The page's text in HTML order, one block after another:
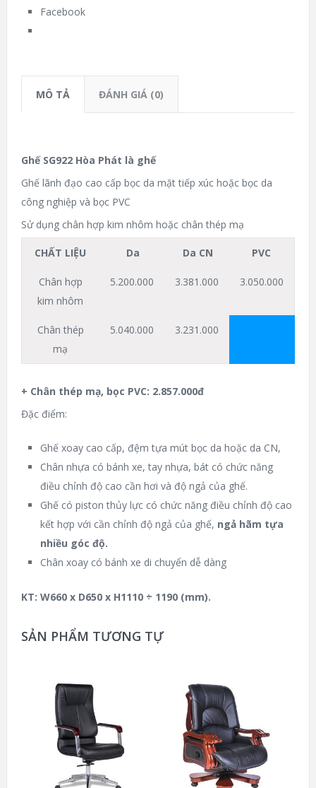
Facebook
MÔ TẢ ĐÁNH GIÁ (0)
Ghế SG922 Hòa Phát là ghế
Ghế lãnh đạo cao cấp bọc da mặt tiếp xúc hoặc bọc da
công nghiệp và bọc PVC
Sử dụng chân hợp kim nhôm hoặc chân thép mạ
CHẤT LIỆU Da Da CN PVC
Chân hợp
kim nhôm
5.200.000 3.381.000 3.050.000
Chân thép
mạ
5.040.000 3.231.000
+ Chân thép mạ, bọc PVC: 2.857.000đ
Đặc điểm:
Ghế xoay cao cấp, đệm tựa mút bọc da hoặc da CN,
Chân nhựa có bánh xe, tay nhựa, bát có chức năng
điều chỉnh độ cao cần hơi và độ ngả của ghế.
Ghế có piston thủy lực có chức năng điều chỉnh độ cao
kết hợp với cần chỉnh độ ngả của ghế, ngả hãm tựa
nhiều góc độ.
Chân xoay có bánh xe di chuyển dễ dàng
KT: W660 x D650 x H1110 ÷ 1190 (mm).
SẢN PHẨM TƯƠNG TỰ